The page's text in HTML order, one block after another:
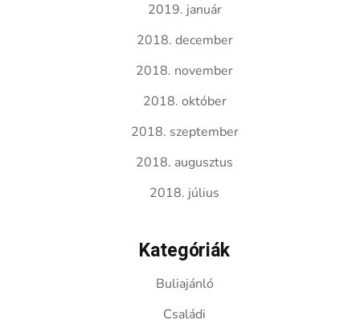
2019. január
2018. december
2018. november
2018. október
2018. szeptember
2018. augusztus
2018. július
Kategóriák
Buliajánló
Családi